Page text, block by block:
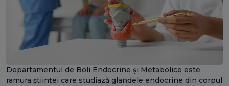
Departamentul de Boli Endocrine și Metabolice este
ramura științei care studiază glandele endocrine din corpul